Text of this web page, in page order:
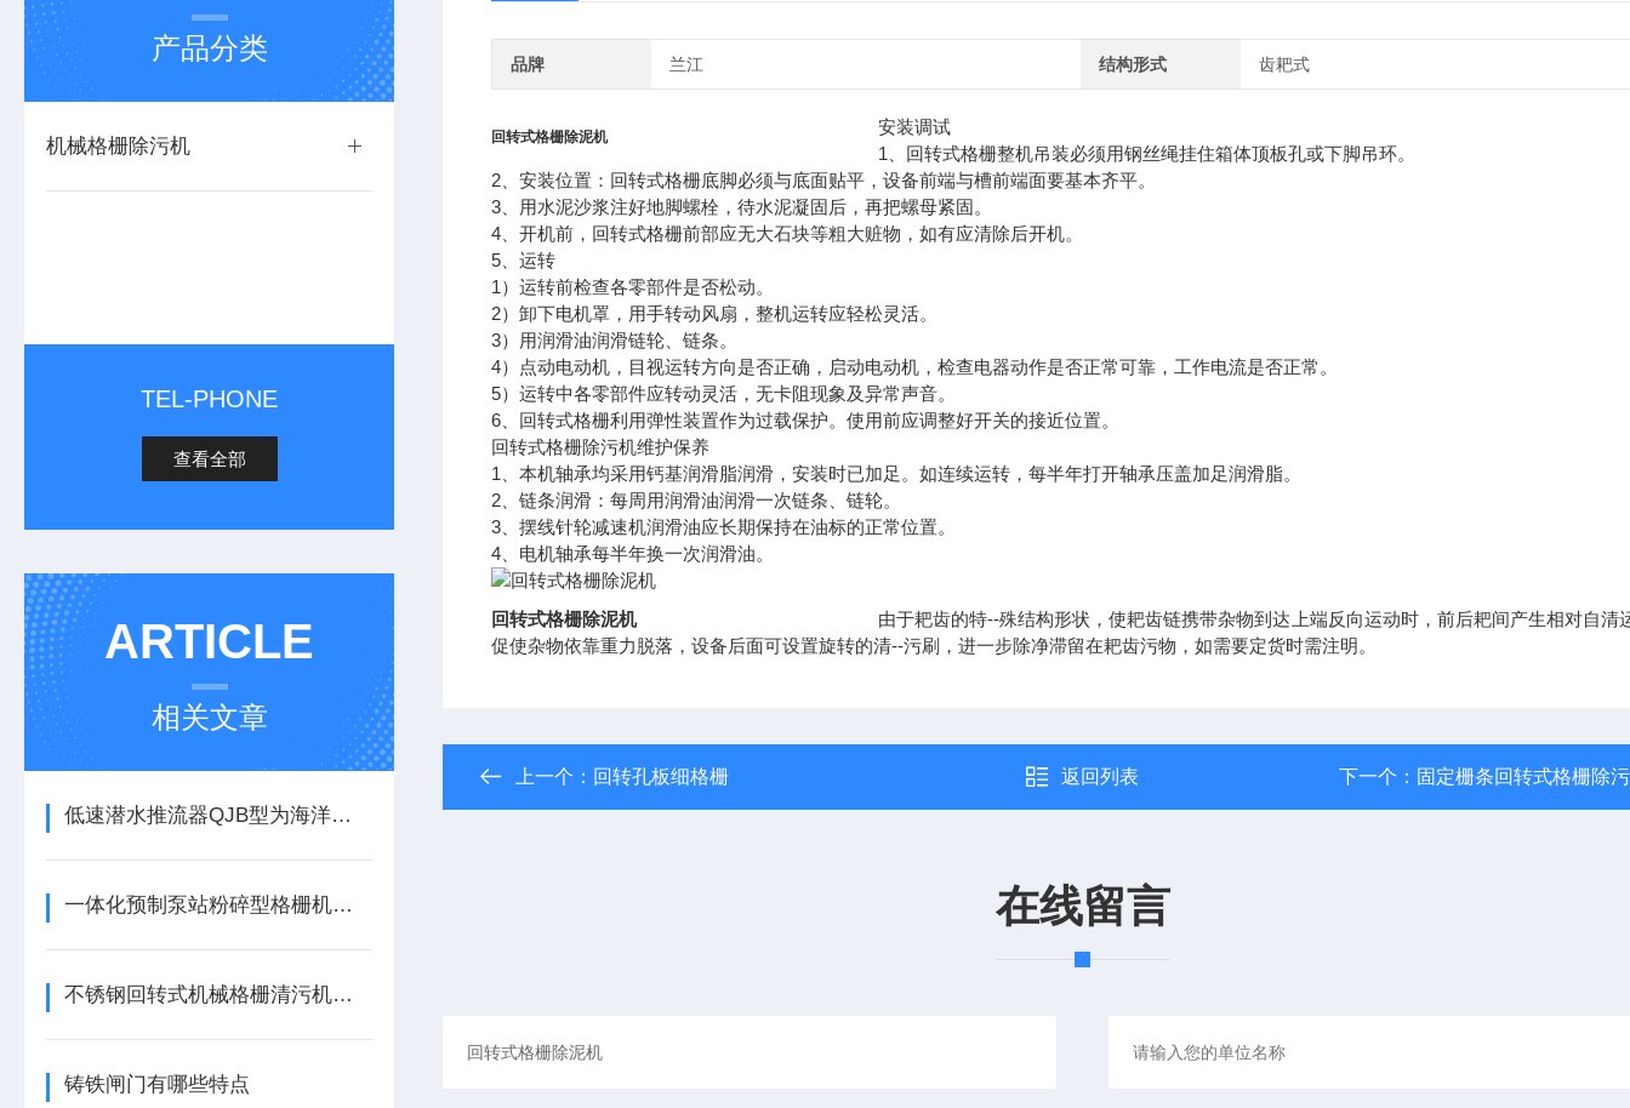
产品分类
机械格栅除污机
TEL-PHONE
查看全部
ARTICLE
相关文章
低速潜水推流器QJB型为海洋工程领域带来了创新
一体化预制泵站粉碎型格栅机型号
不锈钢回转式机械格栅清污机使用部位
铸铁闸门有哪些特点
品牌 兰江 结构形式 齿耙式
回转式格栅除泥机
安装调试
1、回转式格栅整机吊装必须用钢丝绳挂住箱体顶板孔或下脚吊环。
2、安装位置：回转式格栅底脚必须与底面贴平，设备前端与槽前端面要基本齐平。
3、用水泥沙浆注好地脚螺栓，待水泥凝固后，再把螺母紧固。
4、开机前，回转式格栅前部应无大石块等粗大赃物，如有应清除后开机。
5、运转
1）运转前检查各零部件是否松动。
2）卸下电机罩，用手转动风扇，整机运转应轻松灵活。
3）用润滑油润滑链轮、链条。
4）点动电动机，目视运转方向是否正确，启动电动机，检查电器动作是否正常可靠，工作电流是否正常。
5）运转中各零部件应转动灵活，无卡阻现象及异常声音。
6、回转式格栅利用弹性装置作为过载保护。使用前应调整好开关的接近位置。
回转式格栅除污机维护保养
1、本机轴承均采用钙基润滑脂润滑，安装时已加足。如连续运转，每半年打开轴承压盖加足润滑脂。
2、链条润滑：每周用润滑油润滑一次链条、链轮。
3、摆线针轮减速机润滑油应长期保持在油标的正常位置。
4、电机轴承每半年换一次润滑油。
回转式格栅除泥机
由于耙齿的特--殊结构形状，使耙齿链携带杂物到达上端反向运动时，前后耙间产生相对自清
促使杂物依靠重力脱落，设备后面可设置旋转的清--污刷，进一步除净滞留在耙齿污物，如需要定货时需注明。
上一个： 回转孔板细格栅 返回列表 下一个： 固定栅条回转式格栅除
在线留言